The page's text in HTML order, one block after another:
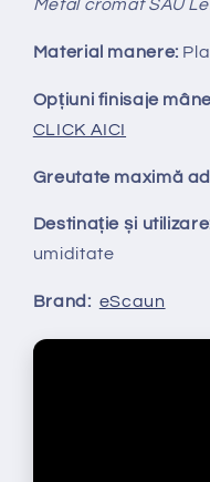
Metal cromat SAU
Material manere:
Opțiuni finisaje
CLICK AICI
Greutate maximă
Destinație și
umiditate
Brand: eScaun